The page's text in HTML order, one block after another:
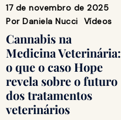
17 de novembro de 2025
Por Daniela Nucci Vídeos
Cannabis na
Medicina Veterinária:
o que o caso Hope
revela sobre o futuro
dos tratamentos
veterinários